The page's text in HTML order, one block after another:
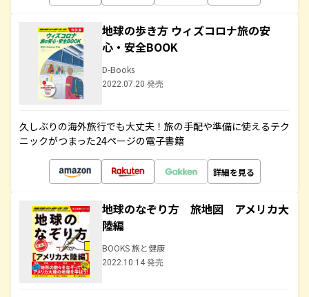
地球の歩き方 ウィズコロナ旅の安
心・安全BOOK
D-Books
2022.07.20 発売
久しぶりの海外旅行でも大丈夫！旅の手配や準備に使えるテク
ニックがつまった24ページの電子書籍
詳細を見る
地球のなぞり方 旅地図 アメリカ大
陸編
BOOKS 旅と健康
2022.10.14 発売